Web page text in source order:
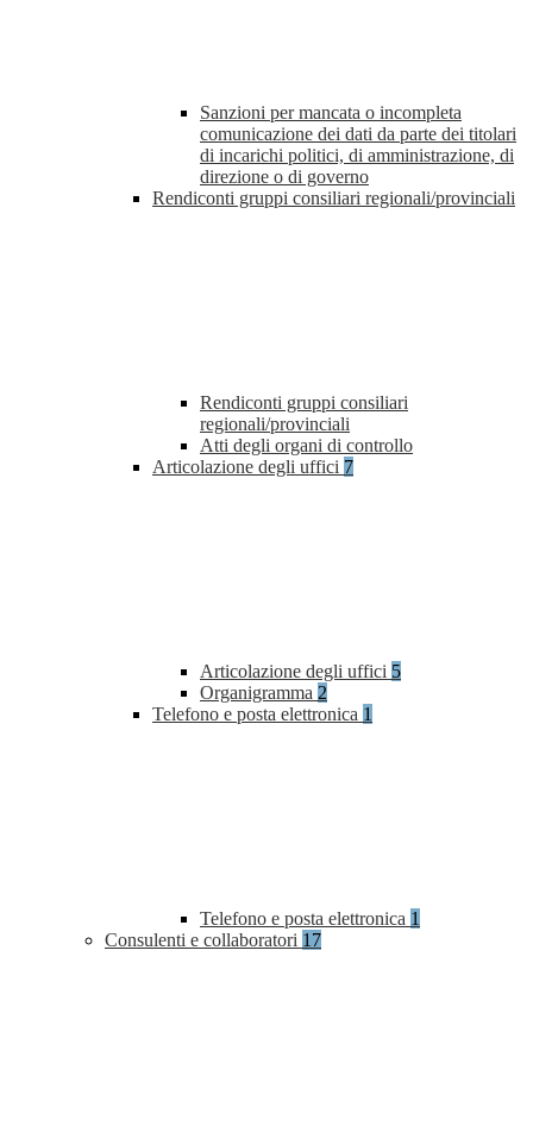
Sanzioni per mancata o incompleta
comunicazione dei dati da parte dei titolari
di incarichi politici, di amministrazione, di
direzione o di governo
Rendiconti gruppi consiliari regionali/provinciali
Rendiconti gruppi consiliari
regionali/provinciali
Atti degli organi di controllo
Articolazione degli uffici 7
Articolazione degli uffici 5
Organigramma 2
Telefono e posta elettronica 1
Telefono e posta elettronica 1
Consulenti e collaboratori 17